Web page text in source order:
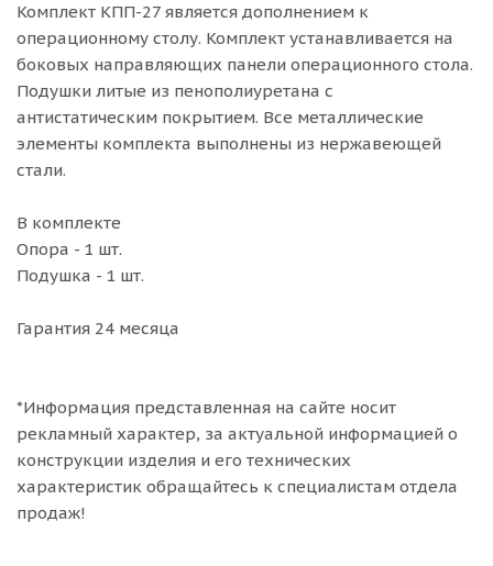
Комплект КПП-27 является дополнением к
операционному столу. Комплект устанавливается на
боковых направляющих панели операционного стола.
Подушки литые из пенополиуретана с
антистатическим покрытием. Все металлические
элементы комплекта выполнены из нержавеющей
стали.
В комплекте
Опора - 1 шт.
Подушка - 1 шт.
Гарантия 24 месяца
*Информация представленная на сайте носит
рекламный характер, за актуальной информацией о
конструкции изделия и его технических
характеристик обращайтесь к специалистам отдела
продаж!